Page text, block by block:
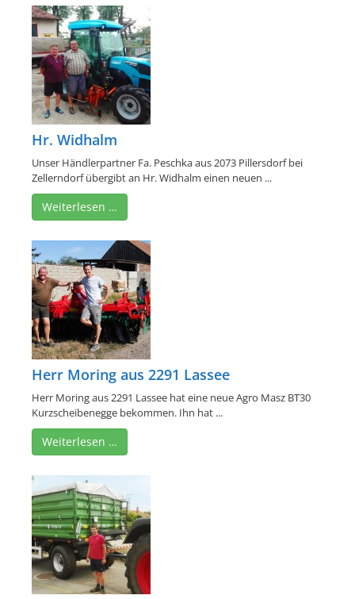
Hr. Widhalm
Unser Händlerpartner Fa. Peschka aus 2073 Pillersdorf bei
Zellerndorf übergibt an Hr. Widhalm einen neuen ...
Weiterlesen …
Herr Moring aus 2291 Lassee
Herr Moring aus 2291 Lassee hat eine neue Agro Masz BT30
Kurzscheibenegge bekommen. Ihn hat ...
Weiterlesen …